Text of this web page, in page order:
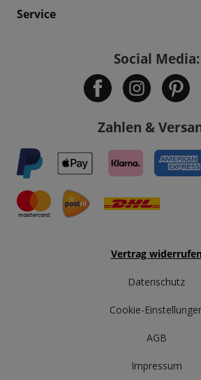
Service
Social Media:
Zahlen &
Vertrag widerrufen
Datenschutz
Cookie-
AGB
Impressum